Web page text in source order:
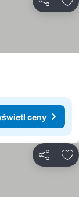
ceny